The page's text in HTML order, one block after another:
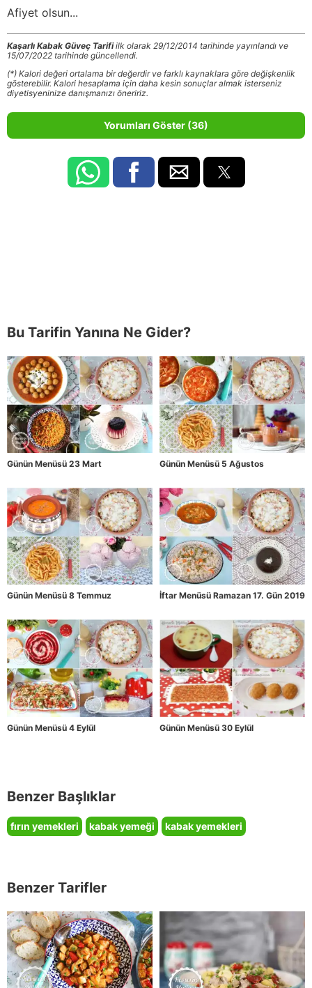
Afiyet olsun...
Kaşarlı Kabak Güveç Tarifiilk olarak 29/12/2014 tarihinde yayınlandı ve
15/07/2022 tarihinde güncellendi.
(*) Kalori değeri ortalama bir değerdir ve farklı kaynaklara göre değişkenlik
gösterebilir. Kalori hesaplama için daha kesin sonuçlar almak isterseniz
diyetisyeninize danışmanızı öneririz.
Yorumları Göster (36)
Bu Tarifin Yanına Ne Gider?
Günün Menüsü 23 Mart Günün Menüsü 5 Ağustos
Günün Menüsü 8 Temmuz İftar Menüsü Ramazan 17. Gün 2019
Günün Menüsü 4 Eylül Günün Menüsü 30 Eylül
Benzer Başlıklar
fırın yemekleri kabak yemeği kabak yemekleri
Benzer Tarifler